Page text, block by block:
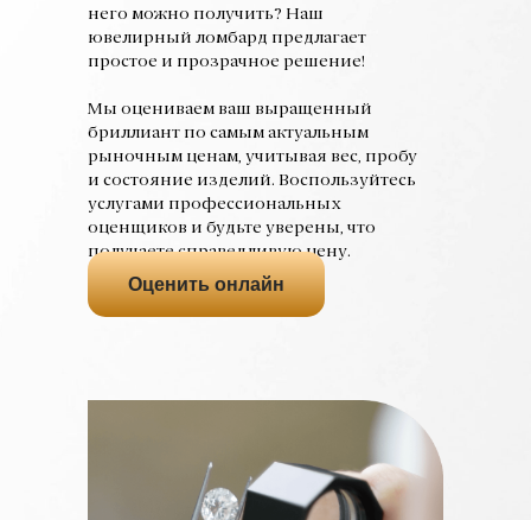
него можно получить? Наш
ювелирный ломбард предлагает
простое и прозрачное решение!
Мы оцениваем ваш выращенный
бриллиант по самым актуальным
рыночным ценам, учитывая вес, пробу
и состояние изделий. Воспользуйтесь
услугами профессиональных
оценщиков и будьте уверены, что
получаете справедливую цену.
Оценить онлайн